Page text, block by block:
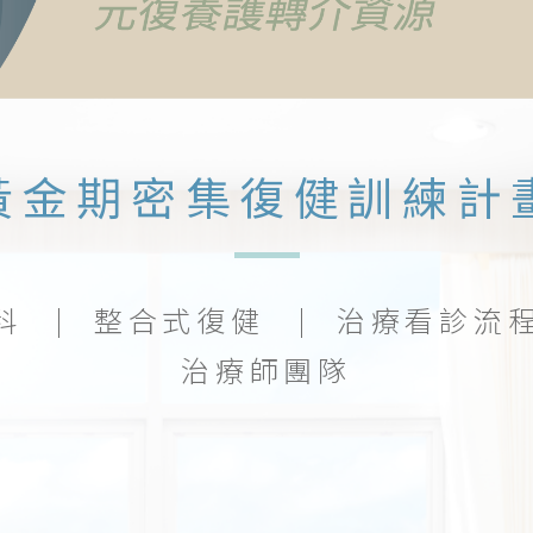
金期密集復健訓練計
整合式復健
治療看診流
治療師團隊